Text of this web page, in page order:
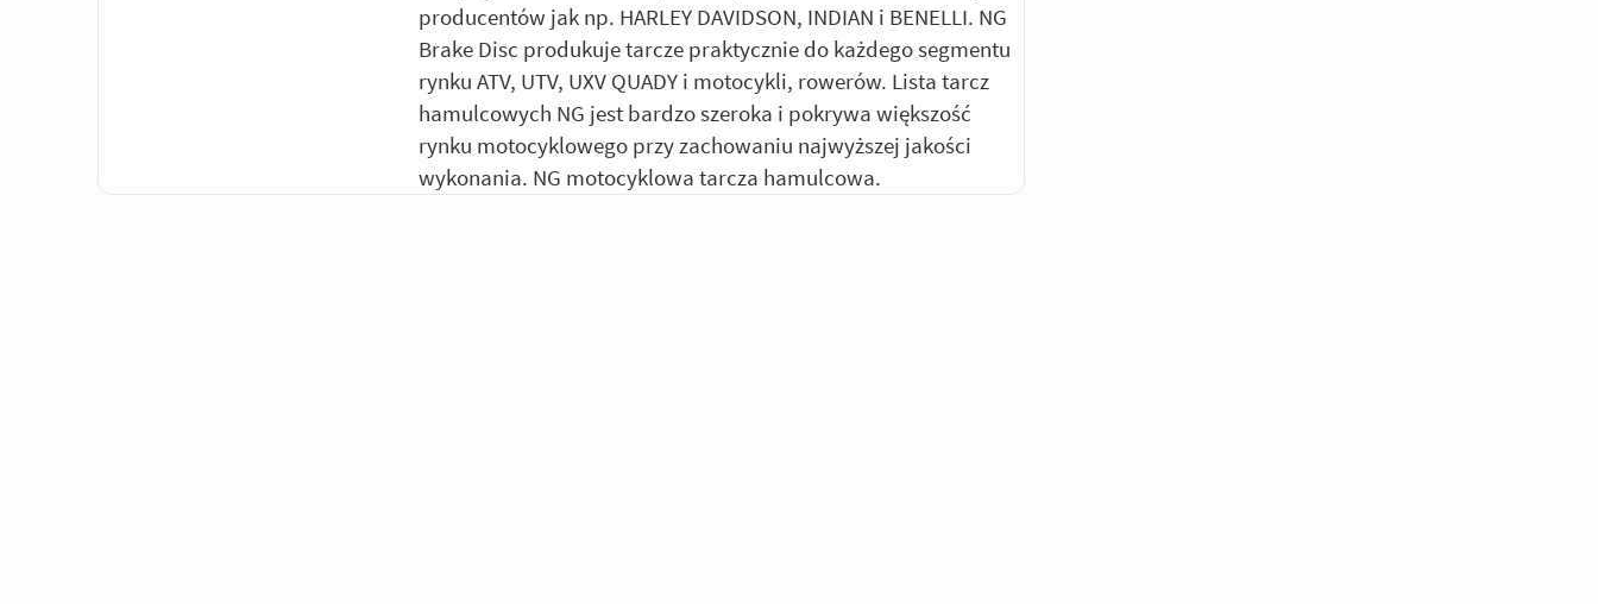
producentów jak np. HARLEY DAVIDSON, INDIAN i BENELLI. NG
Brake Disc produkuje tarcze praktycznie do każdego segmentu
rynku ATV, UTV, UXV QUADY i motocykli, rowerów. Lista tarcz
hamulcowych NG jest bardzo szeroka i pokrywa większość
rynku motocyklowego przy zachowaniu najwyższej jakości
wykonania. NG motocyklowa tarcza hamulcowa.